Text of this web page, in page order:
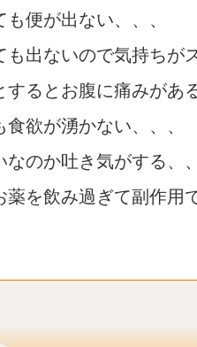
も便が出ない、、、
も出ないので気持ちが
するとお腹に痛みがあ
欲が湧かない、、、
なのか吐き気がする、
薬を飲み過ぎて副作用